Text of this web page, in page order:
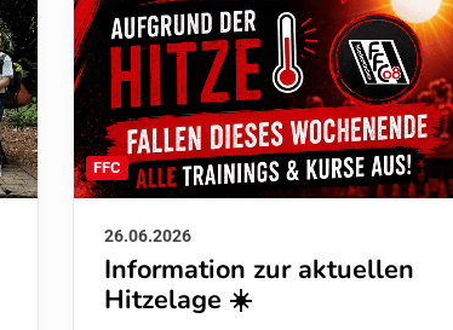
FFC
26.06.2026
Information zur aktuellen
Hitzelage ☀️